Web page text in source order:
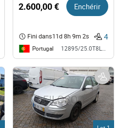
2.600,00 € Enchérir
Fini dans11d 8h 9m 1s 4
Portugal 12895/25.0T8LRS